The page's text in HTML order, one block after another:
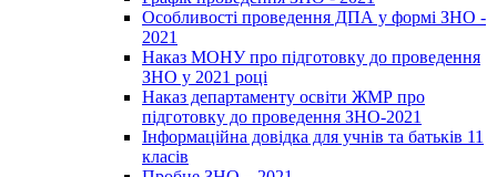
Особливості проведення ДПА у формі ЗНО -
2021
Наказ МОНУ про підготовку до проведення
ЗНО у 2021 році
Наказ департаменту освіти ЖМР про
підготовку до проведення ЗНО-2021
Інформаційна довідка для учнів та батьків 11
класів